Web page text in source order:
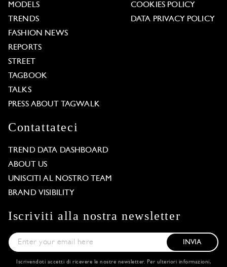
MODELS
TRENDS
FASHION NEWS
REPORTS
STREET
TAGBOOK
TALKS
PRESS ABOUT TAGWALK
COOKIES POLICY
DATA PRIVACY POLICY
Contattateci
TREND DATA DASHBOARD
ABOUT US
UNISCITI AL NOSTRO TEAM
BRAND VISIBILITY
Iscriviti alla nostra newsletter
INVIA
Iscrivendoti accetti di ricevere le nostre newsletter. Per ulteriori informazioni,